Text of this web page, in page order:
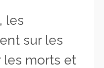
les
sur les
les morts et